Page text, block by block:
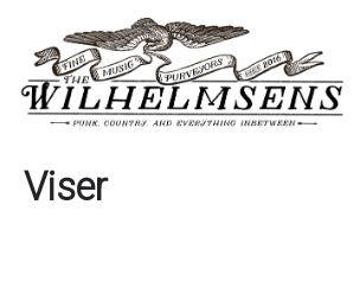
hovedinnhold
Viser